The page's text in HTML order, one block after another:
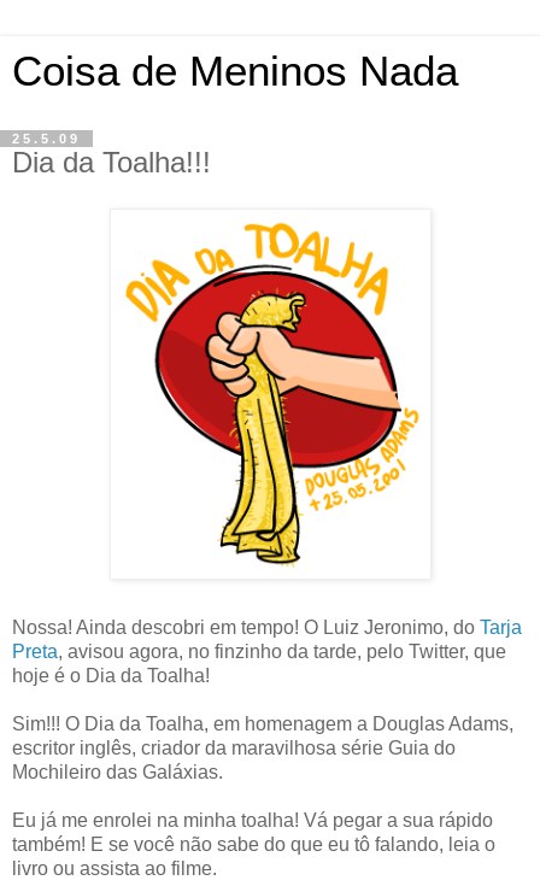
Coisa de Meninos Nada
25.5.09
Dia da Toalha!!!
Nossa! Ainda descobri em tempo! O Luiz Jeronimo, do Tarja
Preta, avisou agora, no finzinho da tarde, pelo Twitter, que
hoje é o Dia da Toalha!
Sim!!! O Dia da Toalha, em homenagem a Douglas Adams,
escritor inglês, criador da maravilhosa série Guia do
Mochileiro das Galáxias.
Eu já me enrolei na minha toalha! Vá pegar a sua rápido
também! E se você não sabe do que eu tô falando, leia o
livro ou assista ao filme.